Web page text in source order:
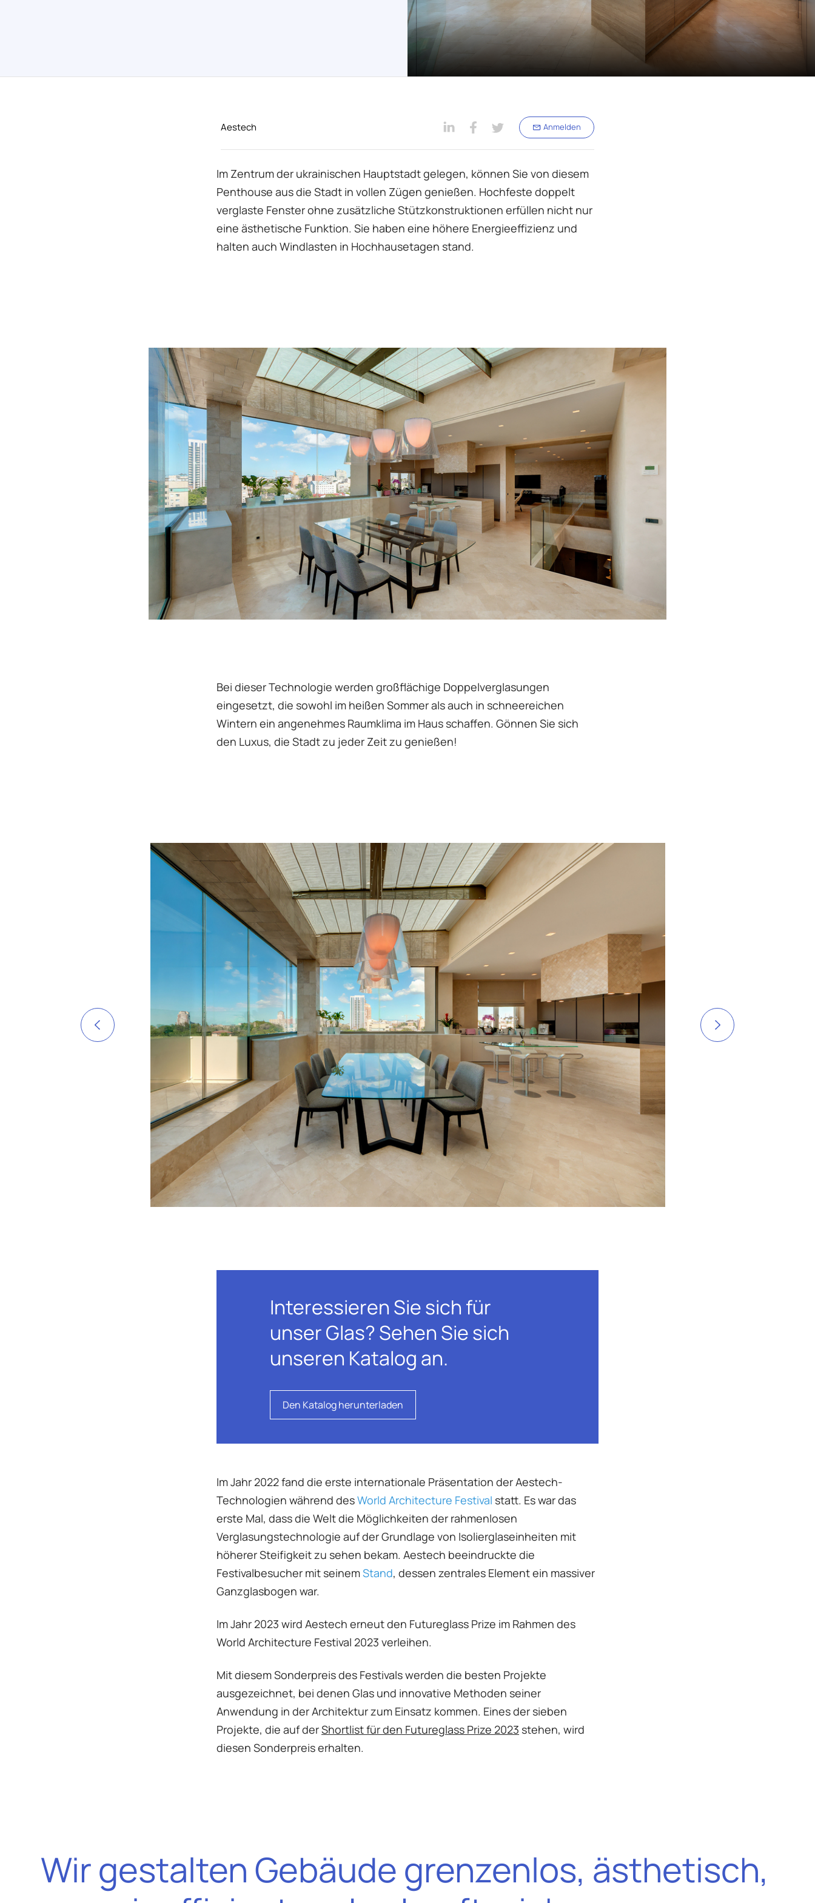
Aestech Anmelden
Im Zentrum der ukrainischen Hauptstadt gelegen, können Sie von diesem
Penthouse aus die Stadt in vollen Zügen genießen. Hochfeste doppelt
verglaste Fenster ohne zusätzliche Stützkonstruktionen erfüllen nicht nur
eine ästhetische Funktion. Sie haben eine höhere Energieeffizienz und
halten auch Windlasten in Hochhausetagen stand.
Bei dieser Technologie werden großflächige Doppelverglasungen
eingesetzt, die sowohl im heißen Sommer als auch in schneereichen
Wintern ein angenehmes Raumklima im Haus schaffen. Gönnen Sie sich
den Luxus, die Stadt zu jeder Zeit zu genießen!
Interessieren Sie sich für
unser Glas? Sehen Sie sich
unseren Katalog an.
Den Katalog herunterladen
Im Jahr 2022 fand die erste internationale Präsentation der Aestech-
Technologien während desWorld Architecture Festival statt. Es war das
erste Mal, dass die Welt die Möglichkeiten der rahmenlosen
Verglasungstechnologie auf der Grundlage von Isolierglaseinheiten mit
höherer Steifigkeit zu sehen bekam. Aestech beeindruckte die
Festivalbesucher mit seinemStand, dessen zentrales Element ein massiver
Ganzglasbogen war.
Im Jahr 2023 wird Aestech erneut den Futureglass Prize im Rahmen des
World Architecture Festival 2023 verleihen.
Mit diesem Sonderpreis des Festivals werden die besten Projekte
ausgezeichnet, bei denen Glas und innovative Methoden seiner
Anwendung in der Architektur zum Einsatz kommen. Eines der sieben
Projekte, die auf derShortlist für den Futureglass Prize 2023 stehen, wird
diesen Sonderpreis erhalten.
Wir gestalten Gebäude grenzenlos, ästhetisch,